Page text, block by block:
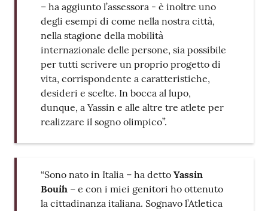
– ha aggiunto l’assessora - è inoltre uno
degli esempi di come nella nostra città,
nella stagione della mobilità
internazionale delle persone, sia possibile
per tutti scrivere un proprio progetto di
vita, corrispondente a caratteristiche,
desideri e scelte. In bocca al lupo,
dunque, a Yassin e alle altre tre atlete per
realizzare il sogno olimpico”.
“Sono nato in Italia – ha detto Yassin
Bouih – e con i miei genitori ho ottenuto
la cittadinanza italiana. Sognavo l’Atletica